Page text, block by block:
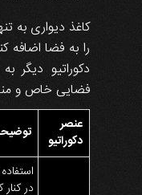
کاغذ دیواری به
را به فضا اضافه
دکوراتیو دیگر
فضایی خاص و
عنصر
دکوراتیو
در کنار